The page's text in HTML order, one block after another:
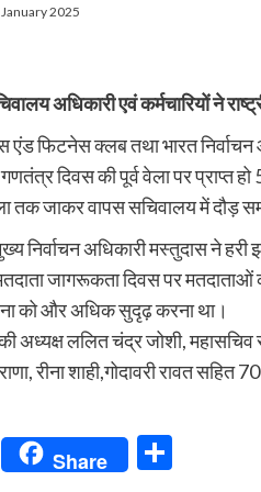
2025
अधिकारी एवं कर्मचारियों ने
फिटनेस क्लब तथा भारत निर्वाचन
दिवस की पूर्व वेला पर प्राप्त
तक जाकर वापस सचिवालय में दौड़
निर्वाचन अधिकारी मस्तुदास ने हरी
जागरूकता दिवस पर
को और अधिक सुदृढ़ करना था।
ललित चंद्र जोशी, महासचिव
राणा, रीना शाही,गोदावरी रावत
X Share